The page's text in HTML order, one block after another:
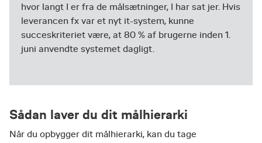
hvor langt I er fra de målsætninger, I har sat jer. Hvis
leverancen fx var et nyt it-system, kunne
succeskriteriet være, at 80 % af brugerne inden 1.
juni anvendte systemet dagligt.
Sådan laver du dit målhierarki
Når du opbygger dit målhierarki, kan du tage